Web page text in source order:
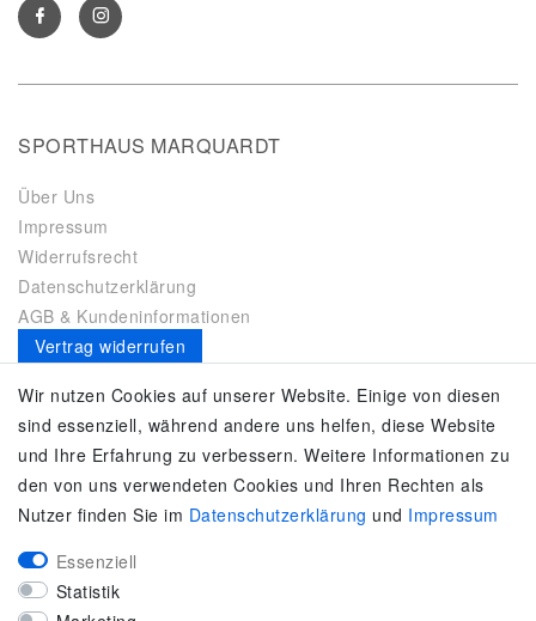
SPORTHAUS MARQUARDT
Über Uns
Impressum
Widerrufsrecht
Datenschutzerklärung
AGB & Kundeninformationen
Vertrag widerrufen
Es gilt unsereDatenschutzerklärung
SERVICE
Kontakt
Zahlung & Versand
Umtausch / Rückgabe
Größenberater
adidas F50
Wir nutzen Cookies auf unserer Website. Einige von diesen
sind essenziell, während andere uns helfen, diese Website
und Ihre Erfahrung zu verbessern. Weitere Informationen zu
den von uns verwendeten Cookies und Ihren Rechten als
Nutzer finden Sie im Daten­schutz­erklärung und Impressum
Essenziell
Statistik